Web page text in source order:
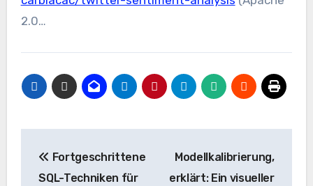
2.0…
Navigation
Fortgeschrittene
SQL-Techniken für
Modellkalibrierung,
erklärt: Ein visueller